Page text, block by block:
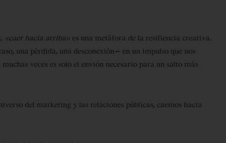
«caer hacia arriba» es una metáfora de la resiliencia creativa.
una pérdida, una desconexión— en un impulso que nos
veces es solo el envión necesario para un salto más
del marketing y las relaciones públicas, caemos hacia